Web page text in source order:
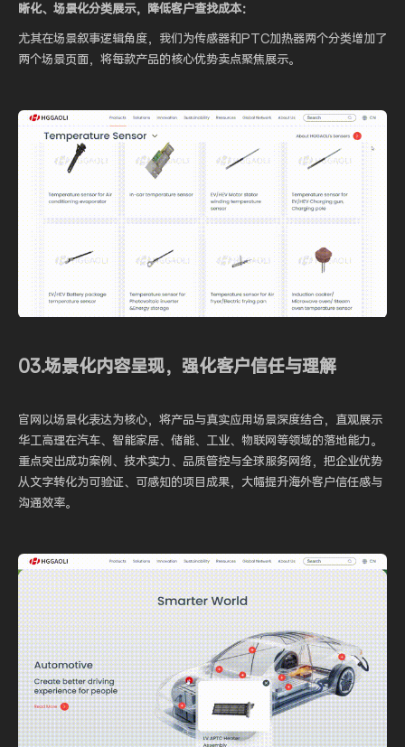
晰化、场景化分类展示，降低客户查找成本：
尤其在场景叙事逻辑角度，我们为传感器和PTC加热器两个分类增加了
两个场景页面，将每款产品的核心优势卖点聚焦展示。
03.场景化内容呈现，强化客户信任与理解
官网以场景化表达为核心，将产品与真实应用场景深度结合，直观展示
华工高理在汽车、智能家居、储能、工业、物联网等领域的落地能力。
重点突出成功案例、技术实力、品质管控与全球服务网络，把企业优势
从文字转化为可验证、可感知的项目成果，大幅提升海外客户信任感与
沟通效率。